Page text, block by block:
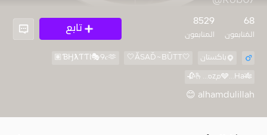
68
المُتابعون
8529
المتابعون
تابع
باكستان 🤍ĂSAĎ~BŬTT🤍
ƁӇƛƬƬƖ🎭9𝑐🫶🏽
🎋🩶…Haمzه…🫰🥀
alhamdulillah 😊